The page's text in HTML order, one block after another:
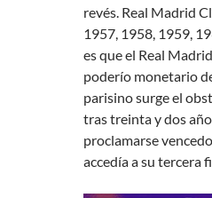
revés. Real Madrid
1957, 1958, 1959,
es que el Real
poderío monetario
parisino surge el
tras treinta y dos
proclamarse
accedía a su tercera